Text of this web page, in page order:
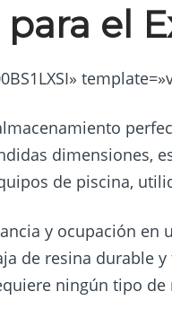
el
dimensiones,
de piscina,
y ocupación en
de resina durable
ningún tipo